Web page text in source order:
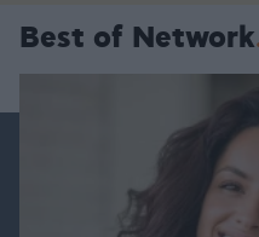
Best of Network